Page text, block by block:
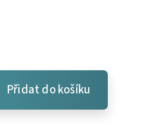
Přidat do košíku